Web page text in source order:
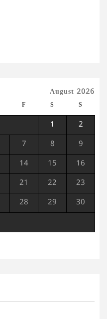
August 2026
F S S
1 2
7 8 9
14 15 16
21 22 23
28 29 30